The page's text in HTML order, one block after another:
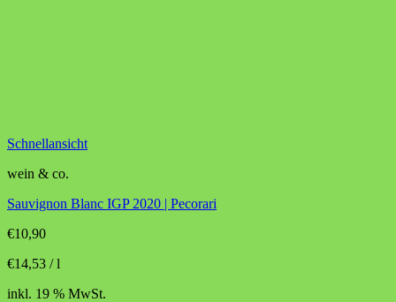
Schnellansicht
wein & co.
Sauvignon Blanc IGP 2020 | Pecorari
€10,90
€14,53 /l
inkl. 19 % MwSt.